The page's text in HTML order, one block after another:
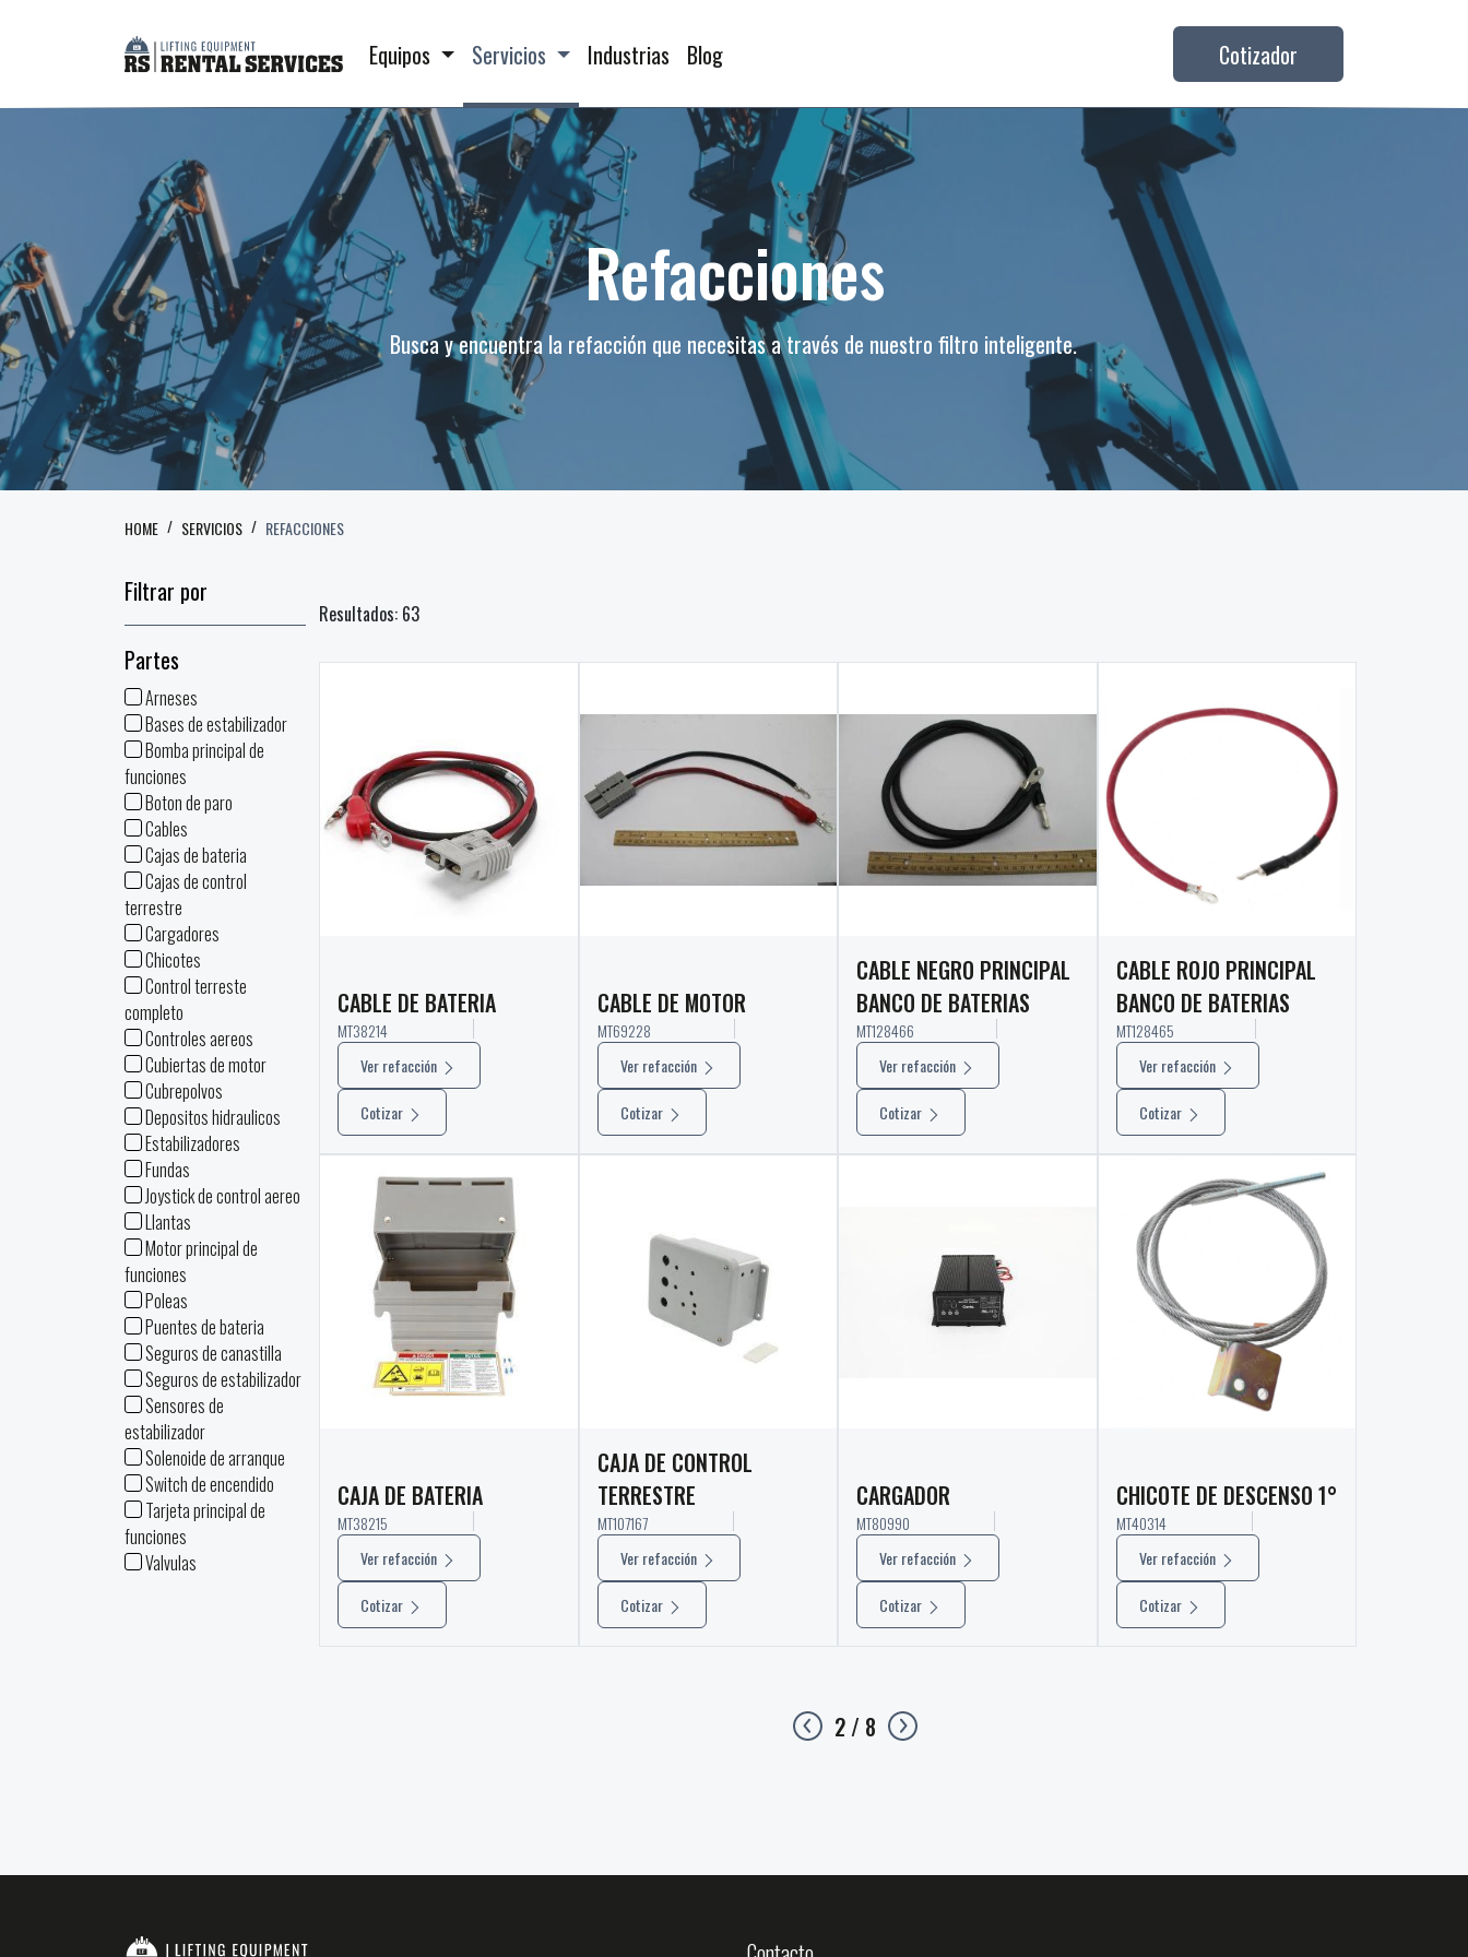
Equipos Servicios Industrias Blog Cotizador
Refacciones
Busca y encuentra la refacción que necesitas a través de nuestro filtro inteligente.
HOME SERVICIOS REFACCIONES
Filtrar por
Partes
Arneses
Bases de estabilizador
funciones
Boton de paro
Cables
Cajas de bateria
terrestre
Cargadores
Chicotes
completo
Controles aereos
Cubiertas de motor
Cubrepolvos
Depositos hidraulicos
Estabilizadores
Fundas
Joystick de control aereo
Llantas
funciones
Poleas
Puentes de bateria
Seguros de canastilla
Seguros de estabilizador
estabilizador
Solenoide de arranque
Switch de encendido
funciones
Valvulas
Resultados: 63
CABLE DE BATERIA
MT38214
Ver refacción
Cotizar
CABLE DE MOTOR
MT69228
Ver refacción
Cotizar
CABLE NEGRO PRINCIPAL
BANCO DE BATERIAS
MT128466
Ver refacción
Cotizar
CABLE ROJO PRINCIPAL
BANCO DE BATERIAS
MT128465
Ver refacción
Cotizar
CAJA DE BATERIA
MT38215
Ver refacción
Cotizar
CAJA DE CONTROL
TERRESTRE
MT107167
Ver refacción
Cotizar
CARGADOR
MT80990
Ver refacción
Cotizar
CHICOTE DE DESCENSO 1°
MT40314
Ver refacción
Cotizar
2 / 8